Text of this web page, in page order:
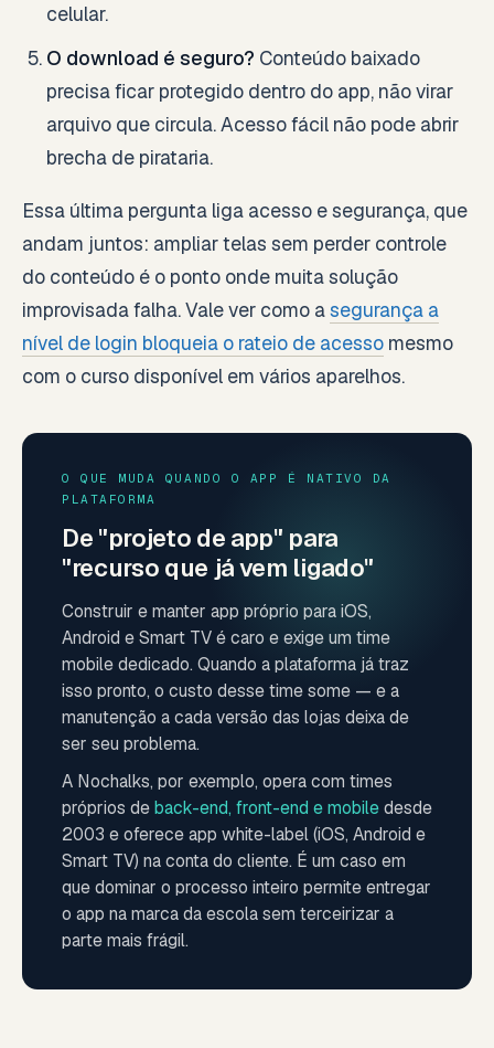
celular.
O download é seguro? Conteúdo baixado
precisa ficar protegido dentro do app, não virar
arquivo que circula. Acesso fácil não pode abrir
brecha de pirataria.
Essa última pergunta liga acesso e segurança, que
andam juntos: ampliar telas sem perder controle
do conteúdo é o ponto onde muita solução
improvisada falha. Vale ver como asegurança a
nível de login bloqueia o rateio de acesso mesmo
com o curso disponível em vários aparelhos.
O QUE MUDA QUANDO O APP É NATIVO DA
PLATAFORMA
De "projeto de app" para
"recurso que já vem ligado"
Construir e manter app próprio para iOS,
Android e Smart TV é caro e exige um time
mobile dedicado. Quando a plataforma já traz
isso pronto, o custo desse time some — e a
manutenção a cada versão das lojas deixa de
ser seu problema.
A Nochalks, por exemplo, opera com times
próprios deback-end, front-end e mobiledesde
2003 e oferece app white-label (iOS, Android e
Smart TV) na conta do cliente. É um caso em
que dominar o processo inteiro permite entregar
o app na marca da escola sem terceirizar a
parte mais frágil.